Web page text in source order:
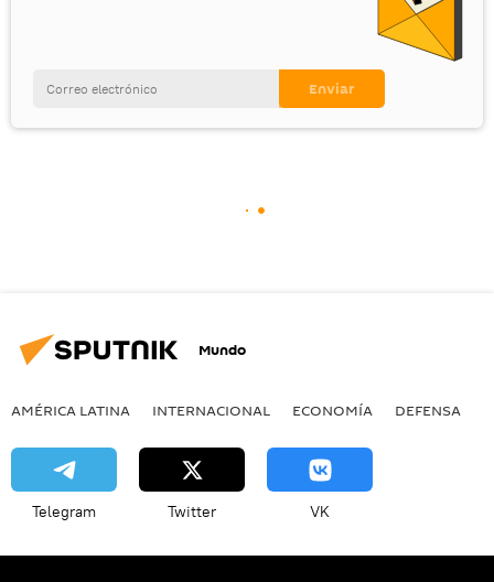
Mundo
AMÉRICA LATINA INTERNACIONAL ECONOMÍA DEFENSA
Telegram Twitter VK